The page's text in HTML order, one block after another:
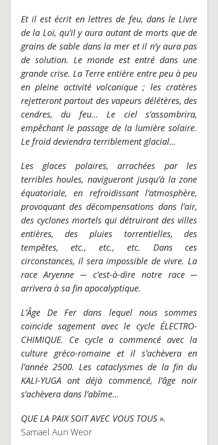
Et il est écrit en lettres de feu, dans le Livre
de la Loi, qu’il y aura autant de morts que de
grains de sable dans la mer et il n’y aura pas
de solution. Le monde est entré dans une
grande crise. La Terre entière entre peu à peu
en pleine activité volcanique ; les cratères
rejetteront partout des vapeurs délétères, des
cendres, du feu… Le ciel s’assombrira,
empêchant le passage de la lumière solaire.
Le froid deviendra terriblement glacial…
Les glaces polaires, arrachées par les
terribles houles, navigueront jusqu’à la zone
équatoriale, en refroidissant l’atmosphère,
provoquant des décompensations dans l’air,
des cyclones mortels qui détruiront des villes
entières, des pluies torrentielles, des
tempêtes, etc., etc., etc. Dans ces
circonstances, il sera impossible de vivre. La
race Aryenne ─ c’est-à-dire notre race─
arrivera à sa fin apocalyptique.
L’Âge De Fer dans lequel nous sommes
coïncide sagement avec le cycle ÉLECTRO-
CHIMIQUE. Ce cycle a commencé avec la
culture gréco-romaine et il s’achèvera en
l’année 2500. Les cataclysmes de la fin du
KALI-YUGA ont déjà commencé, l’âge noir
s’achèvera dans l’abîme…
QUE LA PAIX SOIT AVEC VOUS TOUS ».
Samael Aun Weor